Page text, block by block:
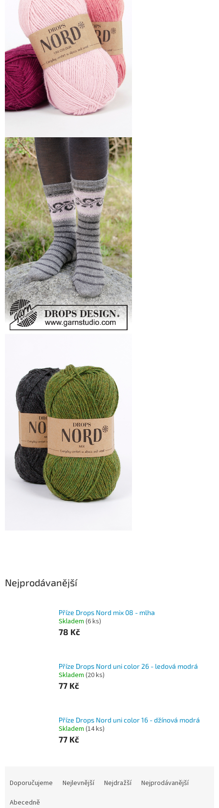
Nejprodávanější
Příze Drops Nord mix 08 - mlha
Skladem (6 ks)
78 Kč
Příze Drops Nord uni color 26 - ledová modrá
Skladem (20 ks)
77 Kč
Příze Drops Nord uni color 16 - džínová modrá
Skladem (14 ks)
77 Kč
Doporučujeme Nejlevnější Nejdražší
Nejprodávanější
Abecedně